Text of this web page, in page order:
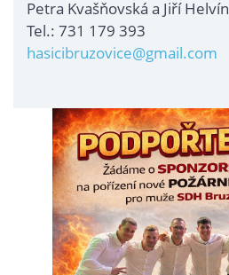
Petra Kvašňovská a Jiří Helvín
Tel.: 731 179 393
hasicibruzovice@gmail.com